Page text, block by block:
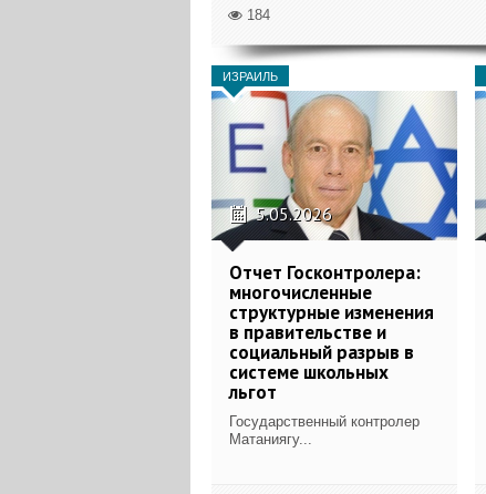
184
ИЗРАИЛЬ
5.05.2026
Отчет Госконтролера:
многочисленные
структурные изменения
в правительстве и
социальный разрыв в
системе школьных
льгот
Государственный контролер
Матаниягу...